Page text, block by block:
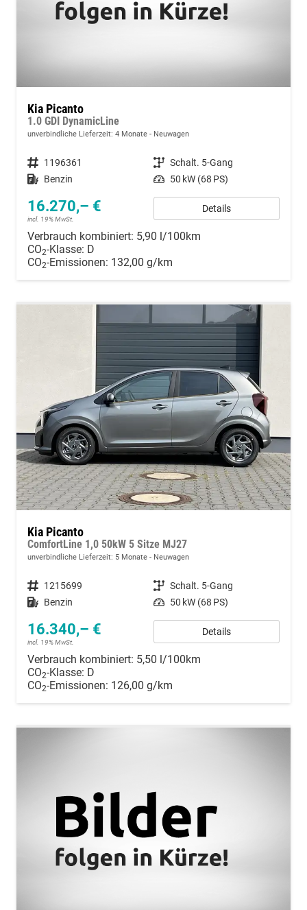
Kia Picanto
1.0 GDI DynamicLine
unverbindliche Lieferzeit: 4 Monate Neuwagen
Fahrzeugnummer 1196361 Getriebe Schalt. 5-Gang
Kraftstoff Benzin Leistung 50 kW (68 PS)
16.270,– €
incl. 19% MwSt.
Details
Verbrauch kombiniert: 5,90 l/100km
CO2-Klasse: D
CO2-Emissionen: 132,00 g/km
Kia Picanto
ComfortLine 1,0 50kW 5 Sitze MJ27
unverbindliche Lieferzeit: 5 Monate Neuwagen
Fahrzeugnummer 1215699 Getriebe Schalt. 5-Gang
Kraftstoff Benzin Leistung 50 kW (68 PS)
16.340,– €
incl. 19% MwSt.
Details
Verbrauch kombiniert: 5,50 l/100km
CO2-Klasse: D
CO2-Emissionen: 126,00 g/km